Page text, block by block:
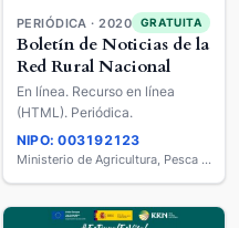
PERIÓDICA · 2020 GRATUITA
Boletín de Noticias de la
Red Rural Nacional
En línea. Recurso en línea
(HTML). Periódica.
NIPO: 003192123
Ministerio de Agricultura, Pesca y Alimentación